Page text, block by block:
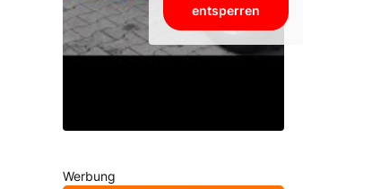
entsperren
Werbung